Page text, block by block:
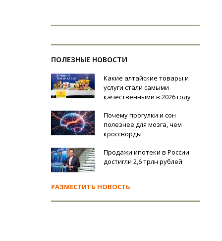
ПОЛЕЗНЫЕ НОВОСТИ
Какие алтайские товары и
услуги стали самыми
качественными в 2026 году
Почему прогулки и сон
полезнее для мозга, чем
кроссворды
Продажи ипотеки в России
достигли 2,6 трлн рублей
РАЗМЕСТИТЬ НОВОСТЬ